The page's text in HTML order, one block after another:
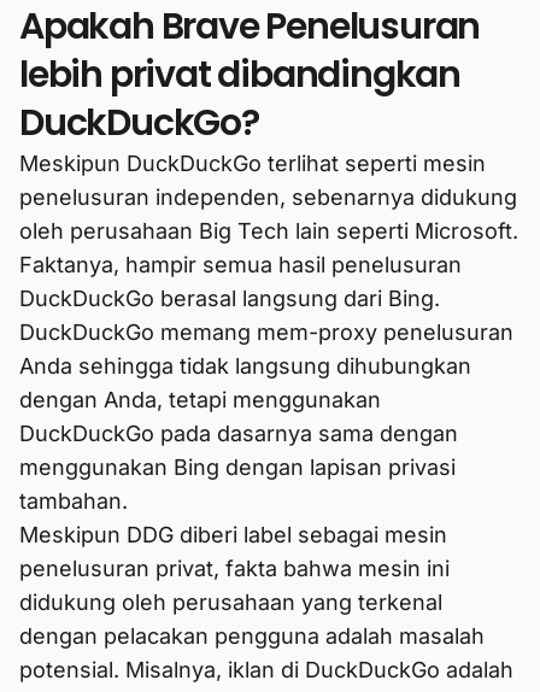
Apakah Brave Penelusuran
lebih privat dibandingkan
DuckDuckGo?
Meskipun DuckDuckGo terlihat seperti mesin
penelusuran independen, sebenarnya didukung
oleh perusahaan Big Tech lain seperti Microsoft.
Faktanya, hampir semua hasil penelusuran
DuckDuckGo berasal langsung dari Bing.
DuckDuckGo memang mem-proxy penelusuran
Anda sehingga tidak langsung dihubungkan
dengan Anda, tetapi menggunakan
DuckDuckGo pada dasarnya sama dengan
menggunakan Bing dengan lapisan privasi
tambahan.
Meskipun DDG diberi label sebagai mesin
penelusuran privat, fakta bahwa mesin ini
didukung oleh perusahaan yang terkenal
dengan pelacakan pengguna adalah masalah
potensial. Misalnya, iklan di DuckDuckGo adalah